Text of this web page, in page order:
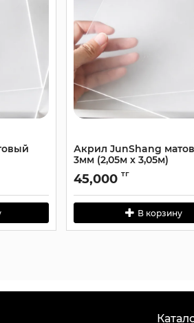
Акрил JunShang
3мм (2,05м х 3,05м)
45,000 тг
В корзину